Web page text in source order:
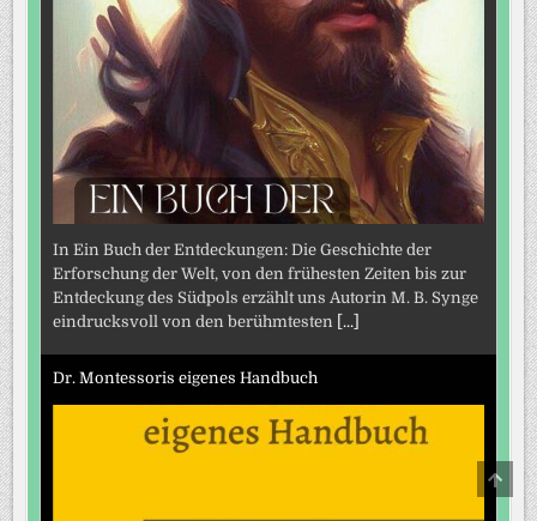
In Ein Buch der Entdeckungen: Die Geschichte der
Erforschung der Welt, von den frühesten Zeiten bis zur
Entdeckung des Südpols erzählt uns Autorin M. B. Synge
eindrucksvoll von den berühmtesten [...]
Dr. Montessoris eigenes Handbuch
TO
TOP